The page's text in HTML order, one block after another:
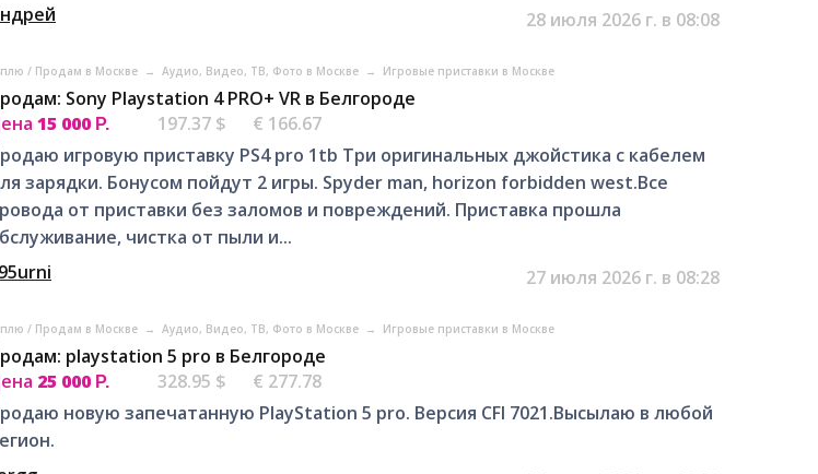
28 июля 2026 г. в 08:08
/ Продам в Москве → Аудио, Видео, ТВ, Фото в Москве → Игровые приставки в Москве
Sony Playstation 4 PRO+ VR в Белгороде
15 000 Р. 197.37 $
€ 166.67
игровую приставку PS4 pro 1tb Три оригинальных джойстика с кабелем
зарядки. Бонусом пойдут 2 игры. Spyder man, horizon forbidden west.Все
от приставки без заломов и повреждений. Приставка прошла
чистка от пыли и...
27 июля 2026 г. в 08:28
/ Продам в Москве → Аудио, Видео, ТВ, Фото в Москве → Игровые приставки в Москве
playstation 5 pro в Белгороде
25 000 Р. 328.95 $
€ 277.78
новую запечатанную PlayStation 5 pro. Версия CFI 7021.Высылаю в любой